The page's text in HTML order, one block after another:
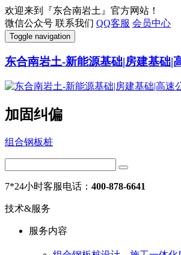
欢迎来到『东合南岩土』官方网站！
微信公众号 联系我们 QQ客服 会员中心
Toggle navigation
东合南岩土-新能源基础|房建基础|
加固纠偏
组合钢板桩
7*24小时客服电话： 400-878-6641
技术&服务
服务内容